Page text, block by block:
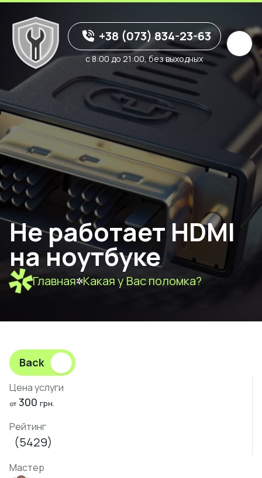
+38 (073) 834-23-63
с 8:00 до 21:00, без выходных
Не работает HDMI
на ноутбуке
Главная Какая у Вас поломка?
Back
Цена услуги
от 300 грн.
Рейтинг
(5429)
Мастер